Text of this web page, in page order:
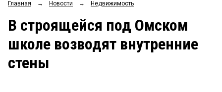
ОБЩЕСТВО
ЗАКОН
Мнения
Рейтинги
Блоги
Главная → Новости → Недвижимость
В строящейся под Омском
школе возводят внутренние
стены